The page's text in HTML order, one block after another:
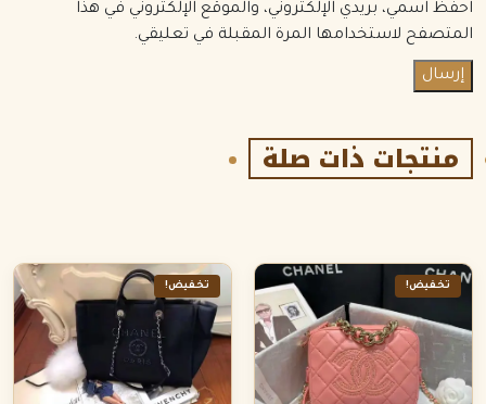
احفظ اسمي، بريدي الإلكتروني، والموقع الإلكتروني في هذا
المتصفح لاستخدامها المرة المقبلة في تعليقي.
منتجات ذات صلة
تخفيض! تخفيض!